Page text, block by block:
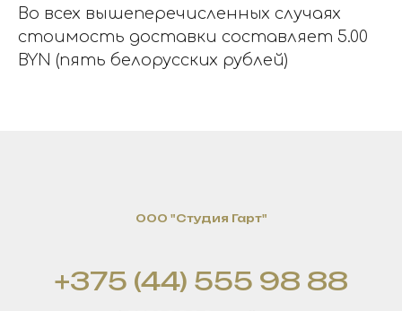
Во всех вышеперечисленных случаях
стоимость доставки составляет 5.00
BYN (пять белорусских рублей)
OOO "Студия Гарт"
+375 (44) 555 98 88